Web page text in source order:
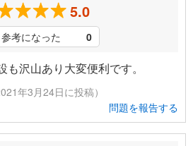
5.0
参考になった 0
沢山あり大変便利です。
年3月24日に投稿）
問題を報告する